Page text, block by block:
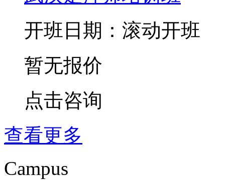
开班日期：滚动开班
暂无报价
点击咨询
查看更多
Campus